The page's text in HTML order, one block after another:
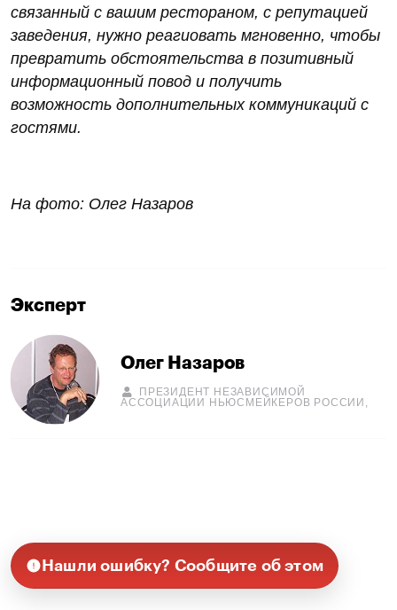
связанный с вашим рестораном, с репутацией
заведения, нужно реагиовать мгновенно, чтобы
превратить обстоятельства в позитивный
информационный повод и получить
возможность дополнительных коммуникаций с
гостями.
На фото: Олег Назаров
Эксперт
Олег Назаров
ПРЕЗИДЕНТ НЕЗАВИСИМОЙ
АССОЦИАЦИИ НЬЮСМЕЙКЕРОВ РОССИИ,
Нашли ошибку? Сообщите об этом